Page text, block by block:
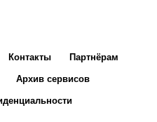
Контакты Партнёрам
Архив сервисов